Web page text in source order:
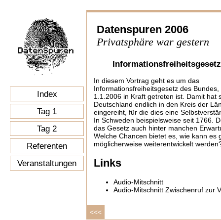
Index
Tag 1
Tag 2
Referenten
Veranstaltungen
Datenspuren 2006
Privatsphäre war gestern
Informationsfreiheitsgesetz
In diesem Vortrag geht es um das
Informationsfreiheitsgesetz des
1.1.2006 in Kraft getreten ist. Damit hat
Deutschland endlich in den Kreis der
eingereiht, für die dies eine
In Schweden beispielsweise seit 1766.
das Gesetz auch hinter manchen
Welche Chancen bietet es, wie kann es
möglicherweise weiterentwickelt
Links
Audio-Mitschnitt
Audio-Mitschnitt Zwischenruf zur
<<<